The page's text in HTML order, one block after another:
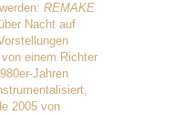
REMAKE
Nacht auf
einem Richter
Jahren
2005 von